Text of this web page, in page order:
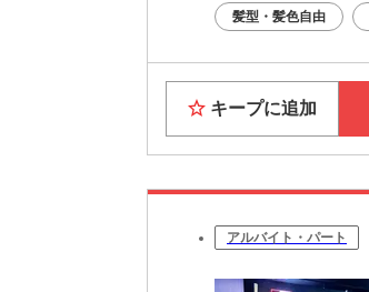
髪型・髪色自由
キープに追加
アルバイト・パート